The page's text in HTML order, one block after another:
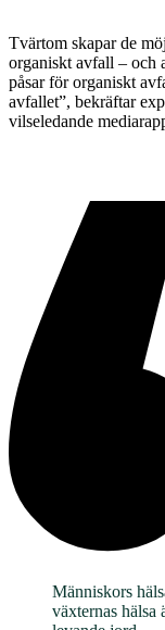
Tvärtom skapar de
organiskt avfall – och
påsar för organiskt
avfallet”, bekräftar
vilseledande
Människors
växternas hälsa